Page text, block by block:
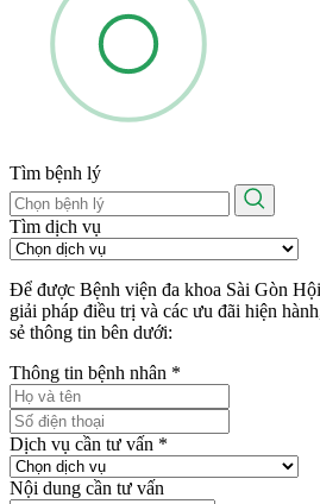
Tìm bệnh lý
Tìm dịch vụ
Để được Bệnh viện đa khoa Sài Gòn
giải pháp điều trị và các ưu đãi hiện
sẻ thông tin bên dưới:
Thông tin bệnh nhân *
Dịch vụ cần tư vấn *
Nội dung cần tư vấn